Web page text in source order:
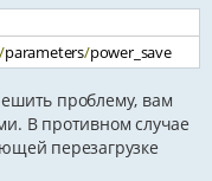
/parameters/power_save
проблему, вам
В противном случае
перезагрузке